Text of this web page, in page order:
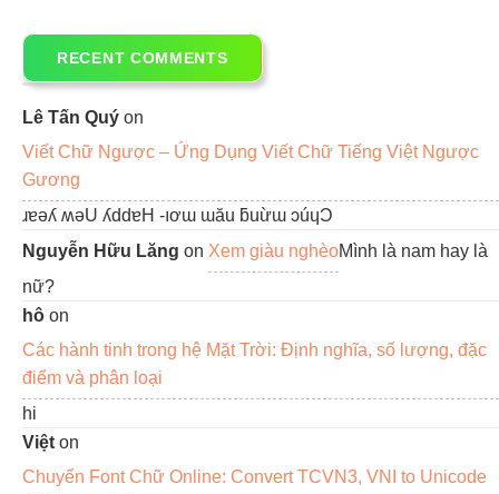
RECENT COMMENTS
Lê Tấn Quý on
Viết Chữ Ngược – Ứng Dụng Viết Chữ Tiếng Việt Ngược
Gương
ɹɐǝʎ ʍǝU ʎddɐH -ıơɯ ɯău ƃuừɯ ɔúɥƆ
Nguyễn Hữu Lăng on Xem giàu nghèoMình là nam hay là
nữ?
hô on
Các hành tinh trong hệ Mặt Trời: Định nghĩa, số lượng, đặc
điểm và phân loại
hi
Việt on
Chuyển Font Chữ Online: Convert TCVN3, VNI to Unicode